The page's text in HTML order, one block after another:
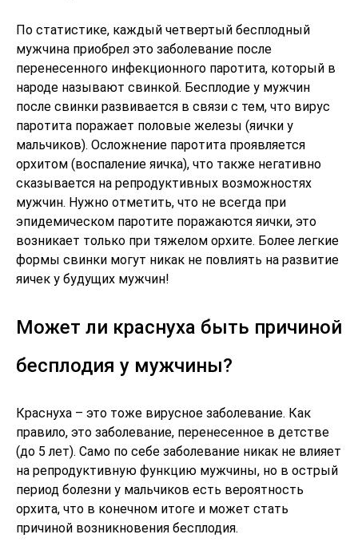
По статистике, каждый четвертый бесплодный
мужчина приобрел это заболевание после
перенесенного инфекционного паротита, который в
народе называют свинкой. Бесплодие у мужчин
после свинки развивается в связи с тем, что вирус
паротита поражает половые железы (яички у
мальчиков). Осложнение паротита проявляется
орхитом (воспаление яичка), что также негативно
сказывается на репродуктивных возможностях
мужчин. Нужно отметить, что не всегда при
эпидемическом паротите поражаются яички, это
возникает только при тяжелом орхите. Более легкие
формы свинки могут никак не повлиять на развитие
яичек у будущих мужчин!
Может ли краснуха быть причиной
бесплодия у мужчины?
Краснуха – это тоже вирусное заболевание. Как
правило, это заболевание, перенесенное в детстве
(до 5 лет). Само по себе заболевание никак не влияет
на репродуктивную функцию мужчины, но в острый
период болезни у мальчиков есть вероятность
орхита, что в конечном итоге и может стать
причиной возникновения бесплодия.